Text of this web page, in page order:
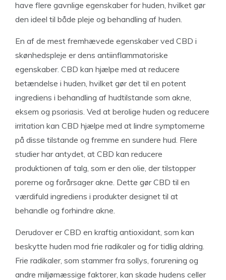
have flere gavnlige egenskaber for huden, hvilket gør
den ideel til både pleje og behandling af huden.
En af de mest fremhævede egenskaber ved CBD i
skønhedspleje er dens antiinflammatoriske
egenskaber. CBD kan hjælpe med at reducere
betændelse i huden, hvilket gør det til en potent
ingrediens i behandling af hudtilstande som akne,
eksem og psoriasis. Ved at berolige huden og reducere
irritation kan CBD hjælpe med at lindre symptomerne
på disse tilstande og fremme en sundere hud. Flere
studier har antydet, at CBD kan reducere
produktionen af talg, som er den olie, der tilstopper
porerne og forårsager akne. Dette gør CBD til en
værdifuld ingrediens i produkter designet til at
behandle og forhindre akne.
Derudover er CBD en kraftig antioxidant, som kan
beskytte huden mod frie radikaler og for tidlig aldring.
Frie radikaler, som stammer fra sollys, forurening og
andre miljømæssige faktorer, kan skade hudens celler